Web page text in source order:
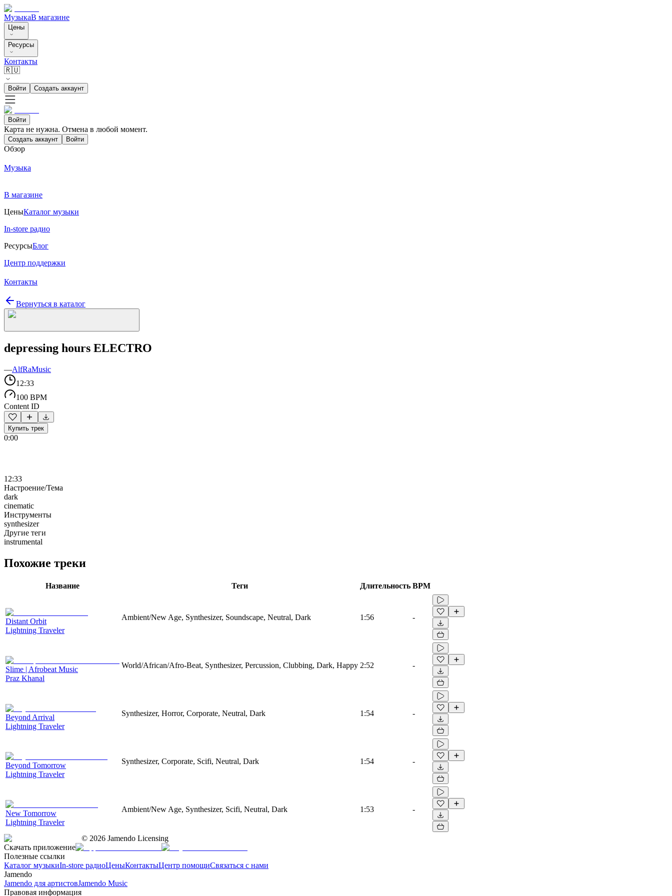
МузыкаВ магазине
Цены
Ресурсы
Контакты
🇷🇺
Войти Создать аккаунт
Войти
Карта не нужна. Отмена в любой момент.
Создать аккаунт Войти
Обзор
Музыка
В магазине
ЦеныКаталог музыки
In-store радио
РесурсыБлог
Центр поддержки
Контакты
Вернуться в каталог
depressing hours ELECTRO
—AlfRaMusic
12:33
100 BPM
Content ID
Купить трек
0:00
12:33
Настроение/Тема
dark
cinematic
Инструменты
synthesizer
Другие теги
instrumental
Похожие треки
Название Теги Длительность BPM
Distant Orbit
Lightning Traveler
Ambient/New Age, Synthesizer, Soundscape, Neutral, Dark 1:56 -
Slime | Afrobeat Music
Praz Khanal
World/African/Afro-Beat, Synthesizer, Percussion, Clubbing, Dark, Happy 2:52 -
Beyond Arrival
Lightning Traveler
Synthesizer, Horror, Corporate, Neutral, Dark 1:54 -
Beyond Tomorrow
Lightning Traveler
Synthesizer, Corporate, Scifi, Neutral, Dark 1:54 -
New Tomorrow
Lightning Traveler
Ambient/New Age, Synthesizer, Scifi, Neutral, Dark 1:53 -
© 2026 Jamendo Licensing
Скачать приложение
Полезные ссылки
Каталог музыкиIn-store радиоЦеныКонтактыЦентр помощиСвязаться с нами
Jamendo
Jamendo для артистовJamendo Music
Правовая информация